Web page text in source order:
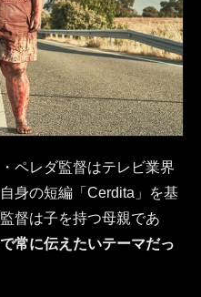
ペレダ監督はテレビ業界
身の短編「Cerdita」を基
督は子を持つ母親であ
常に伝えたいテーマだっ